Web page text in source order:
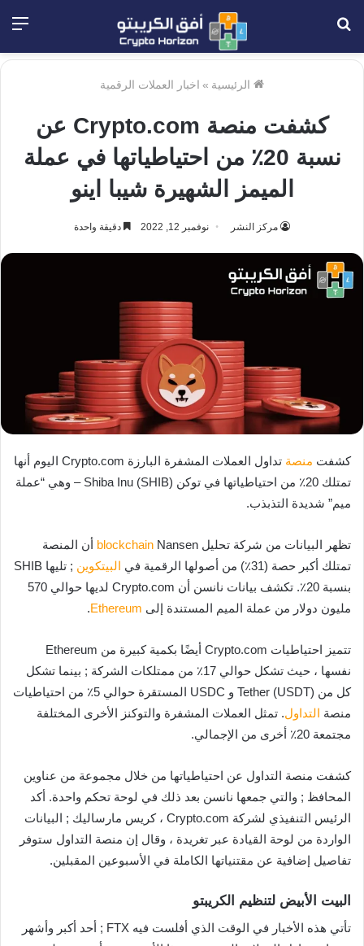
الرئيسية » اخبار العملات الرقمية
كشفت منصة Crypto.com عن
نسبة 20٪ من احتياطياتها في عملة
الميمز الشهيرة شيبا اينو
مركز النشر نوفمبر 12, 2022 دقيقة واحدة
كشفت منصة
تداول العملات المشفرة البارزة Crypto.com اليوم أنها
تمتلك 20٪ من احتياطياتها في توكن Shiba Inu (SHIB) – وهي “عملة
ميم” شديدة التذبذب.
تظهر البيانات من شركة تحليل blockchain Nansen أن المنصة
تمتلك أكبر حصة (31٪) من أصولها الرقمية في
البيتكوين
; تليها SHIB
بنسبة 20٪. تكشف بيانات نانسن أن Crypto.com لديها حوالي 570
مليون دولار من عملة الميم المستندة إلى Ethereum
.
تتميز احتياطيات Crypto.com أيضًا بكمية كبيرة من Ethereum
نفسها ، حيث تشكل حوالي 17٪ من ممتلكات الشركة ; بينما تشكل
كل من Tether (USDT) و USDC المستقرة حوالي 5٪ من احتياطيات
منصة التداول. تمثل العملات المشفرة والتوكنز الأخرى المختلفة
مجتمعة 20٪ أخرى من الإجمالي.
كشفت منصة التداول عن احتياطياتها من خلال مجموعة من عناوين
المحافظ ; والتي جمعها نانسن بعد ذلك في لوحة تحكم واحدة. أكد
الرئيس التنفيذي لشركة Crypto.com ، كريس مارساليك ; البيانات
الواردة من لوحة القيادة عبر تغريدة ، وقال إن منصة التداول ستوفر
تفاصيل إضافية عن مقتنياتها الكاملة في الأسبوعين المقبلين.
البيت الأبيض لتنظيم الكريبتو
تأتي هذه الأخبار في الوقت الذي أفلست فيه FTX ; أحد أكبر وأشهر